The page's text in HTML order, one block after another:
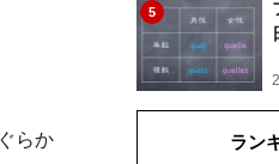
らか
5
ラン